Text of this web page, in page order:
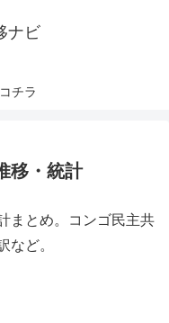
ナビ
チラ
移・統計
まとめ。コンゴ民主共
など。